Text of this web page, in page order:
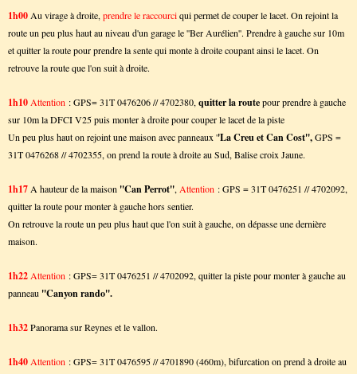
1h00 Au virage à droite, prendre le raccourciqui permet de couper le lacet. On rejoint la
route un peu plus haut au niveau d'un garage le ''Ber Aurélien''. Prendre à gauche sur 10m
et quitter la route pour prendre la sente qui monte à droite coupant ainsi le lacet. On
retrouve la route que l'on suit à droite.
1h10 Attention : GPS= 31T 0476206 // 4702380, quitter la routepour prendre à gauche
sur 10m la DFCI V25 puis monter à droite pour couper le lacet de la piste
Un peu plus haut on rejoint une maison avec panneaux ''La Creu et Can Cost'',GPS =
31T 0476268 // 4702355, on prend la route à droite au Sud, Balise croix Jaune.
1h17 A hauteur de la maison ''Can Perrot'', Attention : GPS = 31T 0476251 // 4702092,
quitter la route pour monter à gauche hors sentier.
On retrouve la route un peu plus haut que l'on suit à gauche, on dépasse une dernière
maison.
1h22 Attention : GPS= 31T 0476251 // 4702092, quitter la piste pour monter à gauche au
panneau ''Canyon rando''.
1h32Panorama sur Reynes et le vallon.
1h40 Attention : GPS= 31T 0476595 // 4701890 (460m), bifurcation on prend à droite au